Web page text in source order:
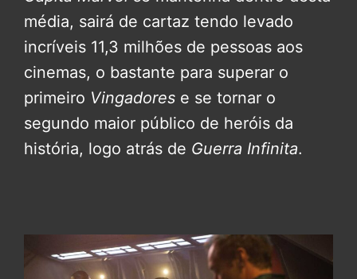
média, sairá de cartaz tendo levado
incríveis 11,3 milhões de pessoas aos
cinemas, o bastante para superar o
primeiro Vingadores e se tornar o
segundo maior público de heróis da
história, logo atrás de Guerra Infinita.